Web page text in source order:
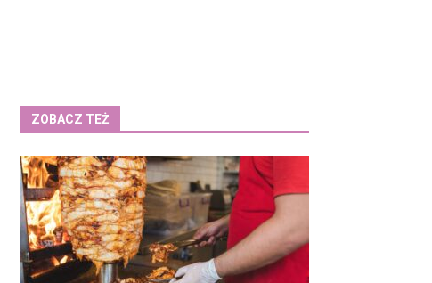
ZOBACZ TEŻ